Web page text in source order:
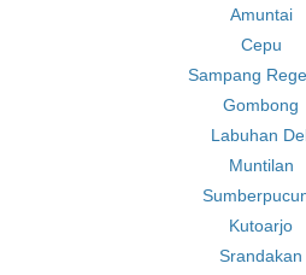
Amuntai
Cepu
Sampang
Gombong
Labuhan
Muntilan
Kutoarjo
Srandakan